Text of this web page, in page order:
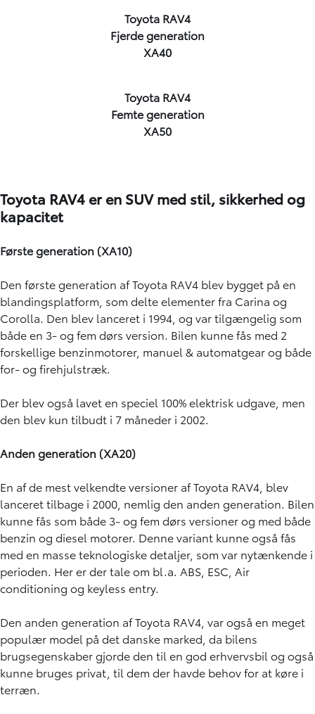
Toyota RAV4
Fjerde generation
XA40
Toyota RAV4
Femte generation
XA50
Toyota RAV4 er en SUV med stil, sikkerhed og
kapacitet
Første generation (XA10)
Den første generation af Toyota RAV4 blev bygget på en
blandingsplatform, som delte elementer fra Carina og
Corolla. Den blev lanceret i 1994, og var tilgængelig som
både en 3- og fem dørs version. Bilen kunne fås med 2
forskellige benzinmotorer, manuel & automatgear og både
for- og firehjulstræk.
Der blev også lavet en speciel 100% elektrisk udgave, men
den blev kun tilbudt i 7 måneder i 2002.
Anden generation (XA20)
En af de mest velkendte versioner af Toyota RAV4, blev
lanceret tilbage i 2000, nemlig den anden generation. Bilen
kunne fås som både 3- og fem dørs versioner og med både
benzin og diesel motorer. Denne variant kunne også fås
med en masse teknologiske detaljer, som var nytænkende i
perioden. Her er der tale om bl.a. ABS, ESC, Air
conditioning og keyless entry.
Den anden generation af Toyota RAV4, var også en meget
populær model på det danske marked, da bilens
brugsegenskaber gjorde den til en god erhvervsbil og også
kunne bruges privat, til dem der havde behov for at køre i
terræn.